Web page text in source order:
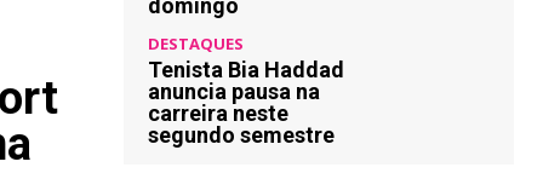
domingo
DESTAQUES
Tenista Bia Haddad
anuncia pausa na
carreira neste
segundo semestre